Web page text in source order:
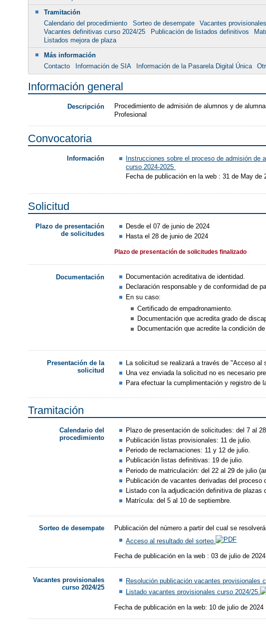
Tramitación
Calendario del procedimiento
Sorteo de desempate Vacantes
Vacantes definitivas curso 2024/25
Publicación de listados definitivos
Listados mejora de plaza
Más información
Contacto
Información de SIA Información de la Pasarela Digital Única
Información general
Descripción
Procedimiento de admisión de alumnos y de
Profesional
Convocatoria
Información
Instrucciones sobre el proceso de admisión de
curso 2024-2025
Fecha de publicación en la web : 31 de May de
Solicitud
Plazo de presentación
de solicitudes
Desde el 07 de junio de 2024
Hasta el 28 de junio de 2024
Plazo de presentación de solicitudes finalizado
Documentación
Documentación acreditativa de identidad.
Declaración responsable y de conformidad de
En su caso:
Certificado de empadronamiento.
Documentación que acredita grado de
Documentación que acredite la condición
Presentación de la
solicitud
La solicitud se realizará a través de "Acceso al
Una vez enviada la solicitud no es necesario
Para efectuar la cumplimentación y registro de
Tramitación
Calendario del
procedimiento
Plazo de presentación de solicitudes: del 7 al
Publicación listas provisionales: 11 de julio.
Periodo de reclamaciones: 11 y 12 de julio.
Publicación listas definitivas: 19 de julio.
Periodo de matriculación: del 22 al 29 de julio
Publicación de vacantes derivadas del proceso
Listado con la adjudicación definitiva de
Matrícula: del 5 al 10 de septiembre.
Sorteo de desempate
Publicación del número a partir del cual se
Acceso al resultado del sorteo.
Fecha de publicación en la web : 03 de julio de 2024
Vacantes provisionales
curso 2024/25
Resolución publicación vacantes provisionales
Listado vacantes provisionales curso 2024/25.
Fecha de publicación en la web: 10 de julio de 2024